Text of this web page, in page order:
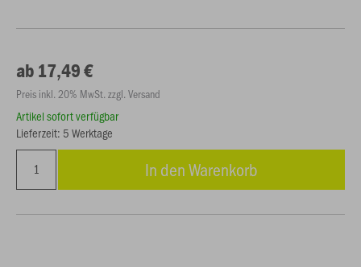
ab 17,49 €
Preis inkl. 20% MwSt. zzgl. Versand
Artikel sofort verfügbar
Lieferzeit: 5 Werktage
In den Warenkorb